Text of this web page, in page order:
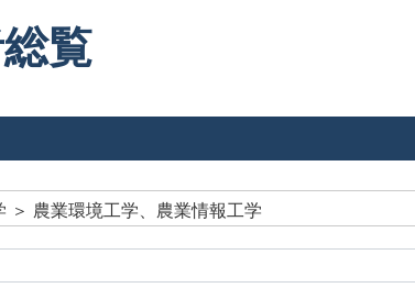
覧
＞ 農業環境工学、農業情報工学